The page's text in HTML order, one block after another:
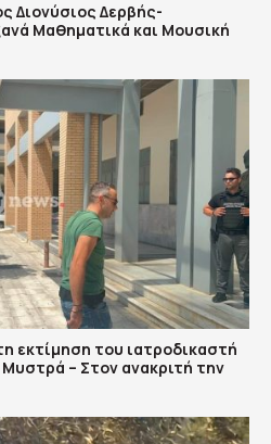
Διονύσιος Δερβής-
Μαθηματικά και Μουσική
εκτίμηση του ιατροδικαστή
– Στον ανακριτή την